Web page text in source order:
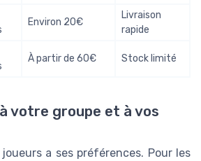
Environ 20€
Livraison
rapide
À partir de 60€ Stock limité
votre groupe et à vos
a ses préférences. Pour les